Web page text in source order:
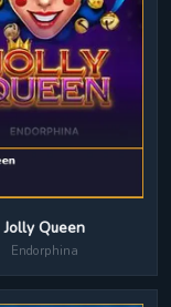
Jolly Queen
Endorphina